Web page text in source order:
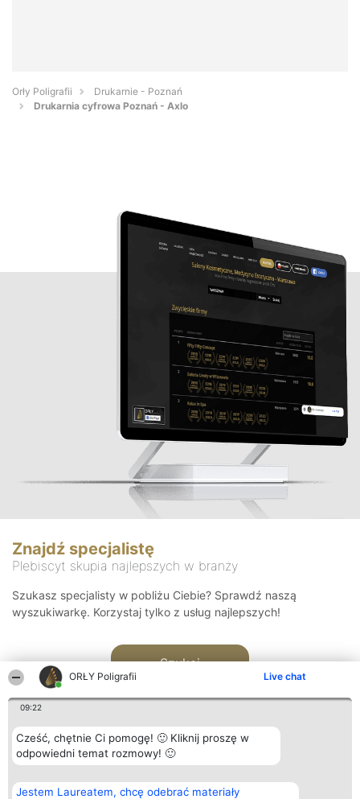
ORŁY Poligrafii Live chat
09:22
Cześć, chętnie Ci pomogę! 🙂 Kliknij proszę w
odpowiedni temat rozmowy! 🙂
Jestem Laureatem, chcę odebrać materiały
Orły Poligrafii
Drukarnie - Poznań
Drukarnia cyfrowa Poznań - Axlo
Znajdź specjalistę
Plebiscyt skupia najlepszych w branży
Szukasz specjalisty w pobliżu Ciebie? Sprawdź naszą
wyszukiwarkę. Korzystaj tylko z usług najlepszych!
Szukaj
Organizator plebiscytu
Bright Side Solutions sp. z o.
Plebiscyt
Laureaci
Kontakt
Kontakt